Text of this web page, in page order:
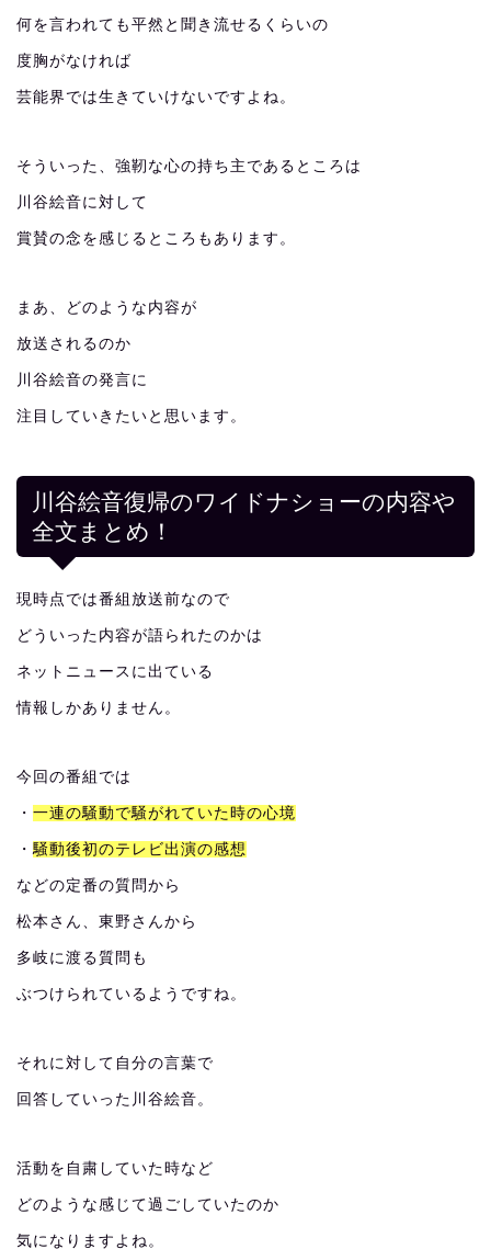
何を言われても平然と聞き流せるくらいの
度胸がなければ
芸能界では生きていけないですよね。
そういった、強靭な心の持ち主であるところは
川谷絵音に対して
賞賛の念を感じるところもあります。
まあ、どのような内容が
放送されるのか
川谷絵音の発言に
注目していきたいと思います。
川谷絵音復帰のワイドナショーの内容や
全文まとめ！
現時点では番組放送前なので
どういった内容が語られたのかは
ネットニュースに出ている
情報しかありません。
今回の番組では
・ 一連の騒動で騒がれていた時の心境
・騒動後初のテレビ出演の感想
などの定番の質問から
松本さん、東野さんから
多岐に渡る質問も
ぶつけられているようですね。
それに対して自分の言葉で
回答していった川谷絵音。
活動を自粛していた時など
どのような感じて過ごしていたのか
気になりますよね。